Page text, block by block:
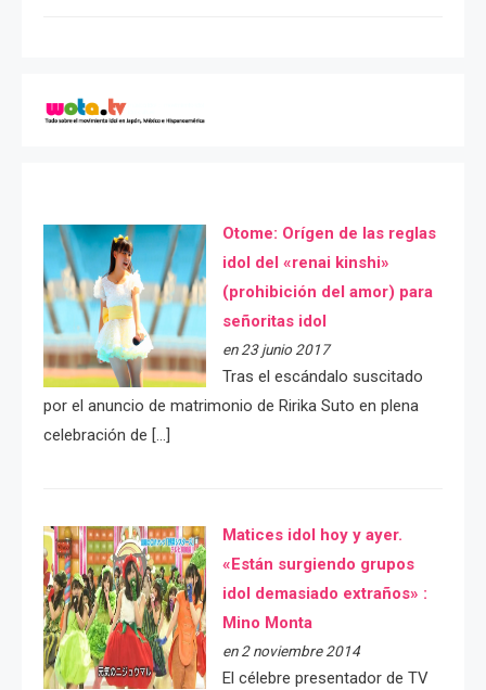
Otome: Orígen de las reglas
idol del «renai kinshi»
(prohibición del amor) para
señoritas idol
en 23 junio 2017
Tras el escándalo suscitado
por el anuncio de matrimonio de Ririka Suto en plena
celebración de […]
Matices idol hoy y ayer.
«Están surgiendo grupos
idol demasiado extraños» :
Mino Monta
en 2 noviembre 2014
El célebre presentador de TV